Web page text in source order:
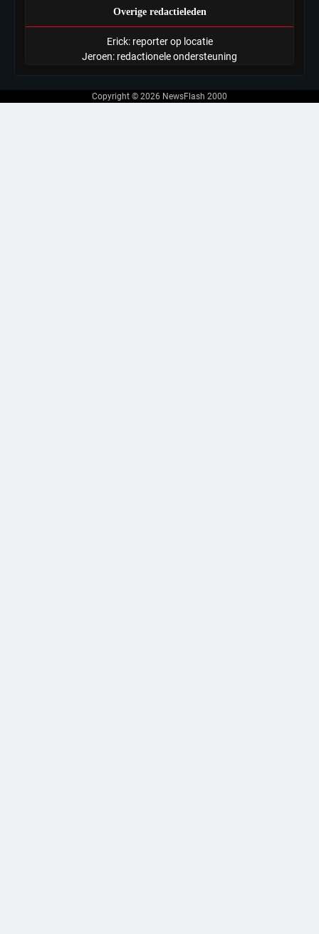
Overige redactieleden
Erick: reporter op locatie
Jeroen: redactionele ondersteuning
Copyright © 2026 NewsFlash 2000